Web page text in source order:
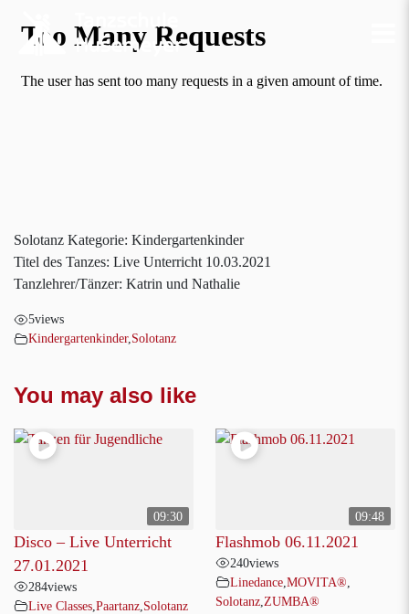
Solotanz Kategorie: Kindergartenkinder
Titel des Tanzes: Live Unterricht 10.03.2021
Tanzlehrer/Tänzer: Katrin und Nathalie
5views
Kindergartenkinder, Solotanz
You may also like
09:30
Disco – Live Unterricht
27.01.2021
284views
Live Classes Paartanz Solotanz
09:48
Flashmob 06.11.2021
240views
Linedance MOVITA®
Solotanz ZUMBA®